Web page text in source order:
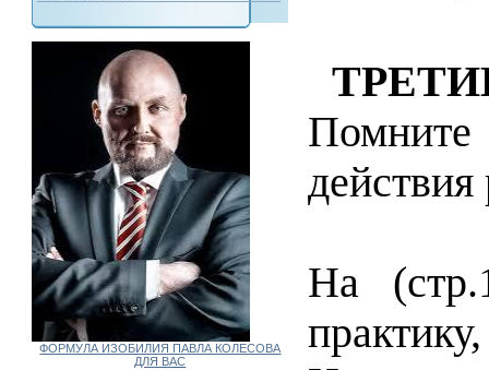
ФОРМУЛА ИЗОБИЛИЯ ПАВЛА КОЛЕСОВА
ДЛЯ ВАС
действия
На